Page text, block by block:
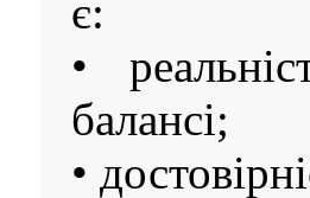
є:
•
балансі;
•